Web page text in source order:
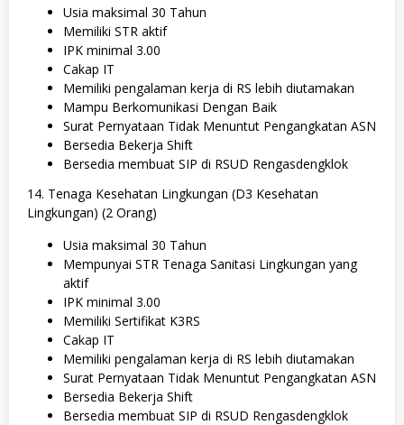
Usia maksimal 30 Tahun
Memiliki STR aktif
IPK minimal 3.00
Cakap IT
Memiliki pengalaman kerja di RS lebih diutamakan
Mampu Berkomunikasi Dengan Baik
Surat Pernyataan Tidak Menuntut Pengangkatan ASN
Bersedia Bekerja Shift
Bersedia membuat SIP di RSUD Rengasdengklok
14. Tenaga Kesehatan Lingkungan (D3 Kesehatan
Lingkungan) (2 Orang)
Usia maksimal 30 Tahun
Mempunyai STR Tenaga Sanitasi Lingkungan yang
aktif
IPK minimal 3.00
Memiliki Sertifikat K3RS
Cakap IT
Memiliki pengalaman kerja di RS lebih diutamakan
Surat Pernyataan Tidak Menuntut Pengangkatan ASN
Bersedia Bekerja Shift
Bersedia membuat SIP di RSUD Rengasdengklok